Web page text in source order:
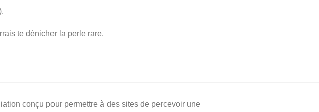
te dénicher la perle rare.
conçu pour permettre à des sites de percevoir une